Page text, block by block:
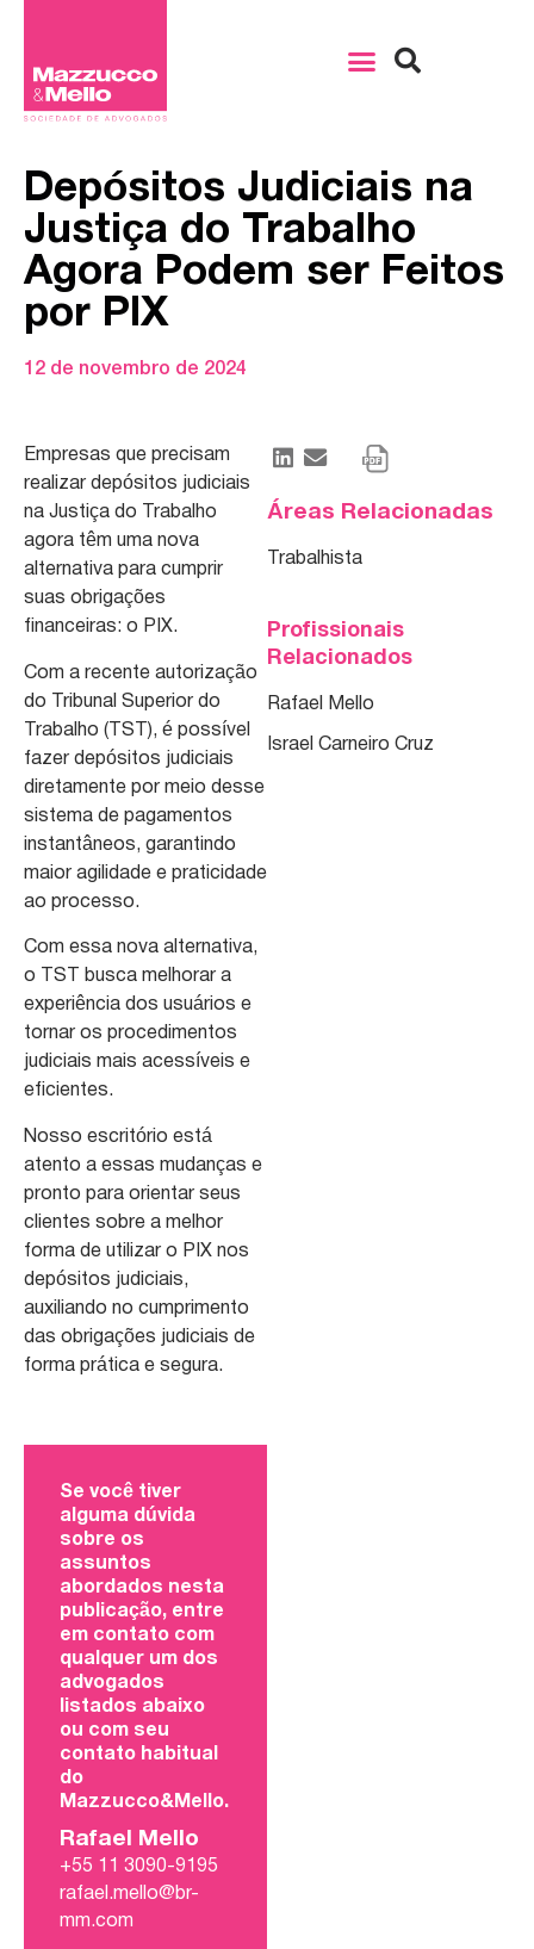
Depósitos Judiciais na
Justiça do Trabalho
Agora Podem ser Feitos
por PIX
12 de novembro de 2024
Empresas que precisam
realizar depósitos judiciais
na Justiça do Trabalho
agora têm uma nova
alternativa para cumprir
suas obrigações
financeiras: o PIX.
Com a recente autorização
do Tribunal Superior do
Trabalho (TST), é possível
fazer depósitos judiciais
diretamente por meio desse
sistema de pagamentos
instantâneos, garantindo
maior agilidade e praticidade
ao processo.
Com essa nova alternativa,
o TST busca melhorar a
experiência dos usuários e
tornar os procedimentos
judiciais mais acessíveis e
eficientes.
Nosso escritório está
atento a essas mudanças e
pronto para orientar seus
clientes sobre a melhor
forma de utilizar o PIX nos
depósitos judiciais,
auxiliando no cumprimento
das obrigações judiciais de
forma prática e segura.
Se você tiver
alguma dúvida
sobre os
assuntos
abordados nesta
publicação, entre
em contato com
qualquer um dos
advogados
listados abaixo
ou com seu
contato habitual
do
Mazzucco&Mello.
Rafael Mello
+55 11 3090-9195
rafael.mello@br-
mm.com
Áreas Relacionadas
Trabalhista
Profissionais
Relacionados
Rafael Mello
Israel Carneiro Cruz